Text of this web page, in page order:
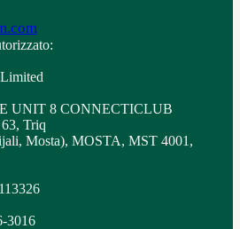
UNIT 8 CONNECTICLUB
Triq
Mosta), MOSTA, MST 4001,
3016